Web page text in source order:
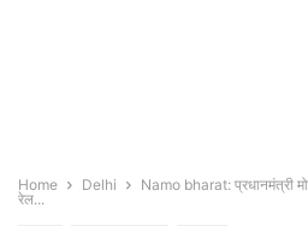
Home Delhi
Namo bharat: प्रधानमंत्री
रेल...